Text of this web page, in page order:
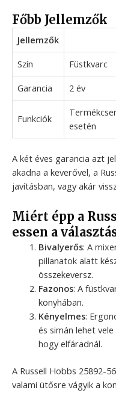
Főbb Jellemzők
Jellemzők
Szín
Füstkvarc
Garancia
2 év
Funkciók
esetén
A két éves garancia azt
akadna a keverővel, a
javításban, vagy akár
Miért épp a
essen a
Bivalyerős: A
pillanatok alatt
összekeversz.
Fazonos: A
konyhában.
Kényelmes:
és simán lehet
hogy elfáradnál.
A Russell Hobbs 25892-
valami ütősre vágyik a